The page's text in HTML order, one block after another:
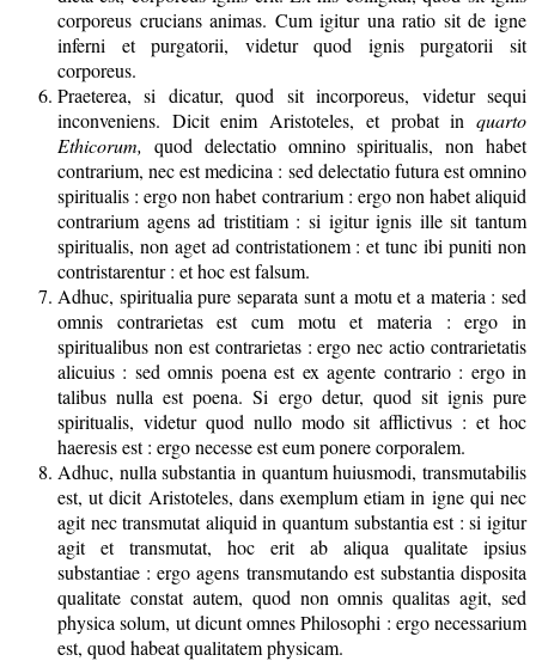
corporeus crucians animas. Cum igitur una ratio sit de igne
inferni et purgatorii, videtur quod ignis purgatorii sit
corporeus.
Praeterea, si dicatur, quod sit incorporeus, videtur sequi
inconveniens. Dicit enim Aristoteles, et probat in quarto
Ethicorum, quod delectatio omnino spiritualis, non habet
contrarium, nec est medicina : sed delectatio futura est omnino
spiritualis : ergo non habet contrarium : ergo non habet aliquid
contrarium agens ad tristitiam : si igitur ignis ille sit tantum
spiritualis, non aget ad contristationem : et tunc ibi puniti non
contristarentur : et hoc est falsum.
Adhuc, spiritualia pure separata sunt a motu et a materia : sed
omnis contrarietas est cum motu et materia : ergo in
spiritualibus non est contrarietas : ergo nec actio contrarietatis
alicuius : sed omnis poena est ex agente contrario : ergo in
talibus nulla est poena. Si ergo detur, quod sit ignis pure
spiritualis, videtur quod nullo modo sit afflictivus : et hoc
haeresis est : ergo necesse est eum ponere corporalem.
Adhuc, nulla substantia in quantum huiusmodi, transmutabilis
est, ut dicit Aristoteles, dans exemplum etiam in igne qui nec
agit nec transmutat aliquid in quantum substantia est : si igitur
agit et transmutat, hoc erit ab aliqua qualitate ipsius
substantiae : ergo agens transmutando est substantia disposita
qualitate constat autem, quod non omnis qualitas agit, sed
physica solum, ut dicunt omnes Philosophi : ergo necessarium
est, quod habeat qualitatem physicam.